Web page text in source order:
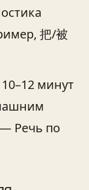
把/被
минут
— Речь по